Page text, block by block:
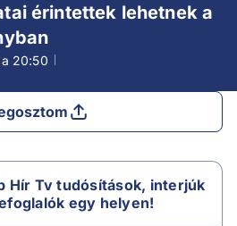
érintettek lehetnek a
20:50
Hír Tv tudósítások, interjúk
egy helyen!